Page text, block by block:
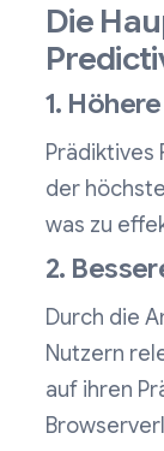
Die
1.
Prädiktives
der
was zu
2.
Durch die
Nutzern
auf ihren